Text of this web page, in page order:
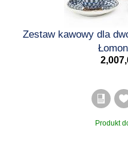
Zestaw kawowy dla
Produkt